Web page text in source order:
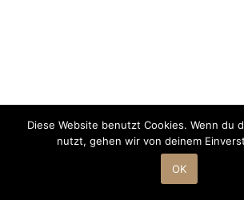
Diese Website benutzt Cookies. Wenn du
nutzt, gehen wir von deinem
OK